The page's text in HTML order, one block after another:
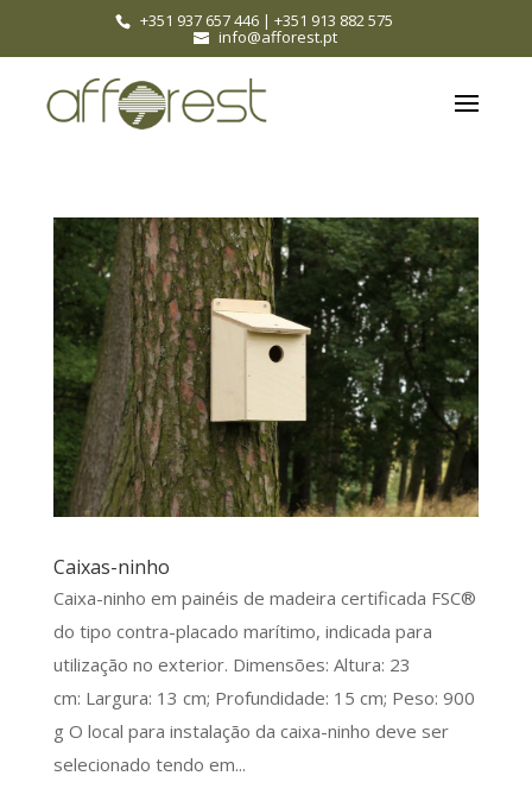
+351 937 657 446| +351 913 882 575
info@afforest.pt
Caixas-ninho
Caixa-ninho em painéis de madeira certificada FSC®
do tipo contra-placado marítimo, indicada para
utilização no exterior. Dimensões: Altura: 23
cm: Largura: 13 cm; Profundidade: 15 cm; Peso: 900
g O local para instalação da caixa-ninho deve ser
selecionado tendo em...